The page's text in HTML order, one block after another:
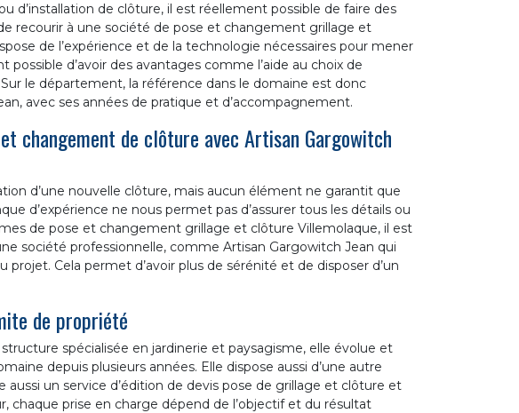
d’installation de clôture, il est réellement possible de faire des
recourir à une société de pose et changement grillage et
de l’expérience et de la technologie nécessaires pour mener
d’avoir des avantages comme l’aide au choix de
le département, la référence dans le domaine est donc
avec ses années de pratique et d’accompagnement.
changement de clôture avec Artisan Gargowitch
d’une nouvelle clôture, mais aucun élément ne garantit que
d’expérience ne nous permet pas d’assurer tous les détails ou
de pose et changement grillage et clôture Villemolaque, il est
société professionnelle, comme Artisan Gargowitch Jean qui
projet. Cela permet d’avoir plus de sérénité et de disposer d’un
de propriété
spécialisée en jardinerie et paysagisme, elle évolue et
depuis plusieurs années. Elle dispose aussi d’une autre
aussi un service d’édition de devis pose de grillage et clôture et
chaque prise en charge dépend de l’objectif et du résultat